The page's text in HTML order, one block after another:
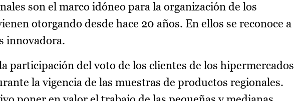
son el marco idóneo para la organización de los
otorgando desde hace 20 años. En ellos se reconoce a
innovadora.
participación del voto de los clientes de los hipermercados
la vigencia de las muestras de productos regionales.